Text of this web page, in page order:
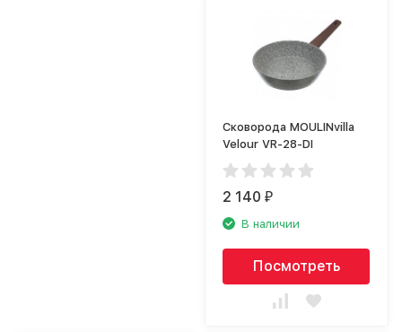
Сковорода MOULINvilla
Velour VR-28-DI
2 140₽
В наличии
Посмотреть